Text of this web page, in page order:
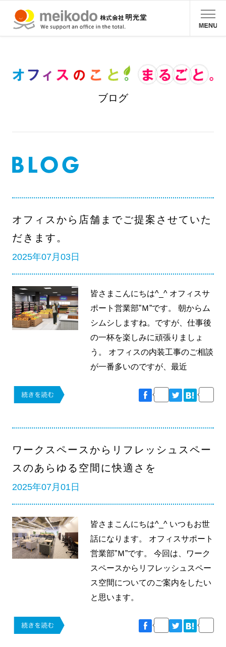
ブログ
オフィスから店舗までご提案させていた
だきます。
2025年07月03日
皆さまこんにちは^_^ オフィスサ
ポート営業部”Ｍ”です。 朝からム
シムシしますね。ですが、仕事後
の一杯を楽しみに頑張りましょ
う。 オフィスの内装工事のご相談
が一番多いのですが、最近
ワークスペースからリフレッシュスペー
スのあらゆる空間に快適さを
2025年07月01日
皆さまこんにちは^_^ いつもお世
話になります。 オフィスサポート
営業部”Ｍ”です。 今回は、ワーク
スペースからリフレッシュスペー
ス空間についてのご案内をしたい
と思います。